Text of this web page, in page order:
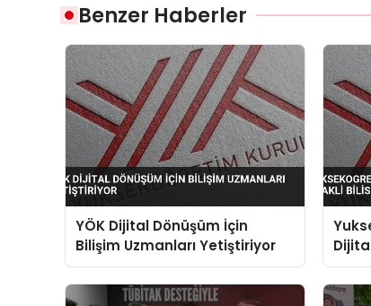
Benzer Haberler
YÖK Dijital Dönüşüm İçin
Bilişim Uzmanları Yetiştiriyor